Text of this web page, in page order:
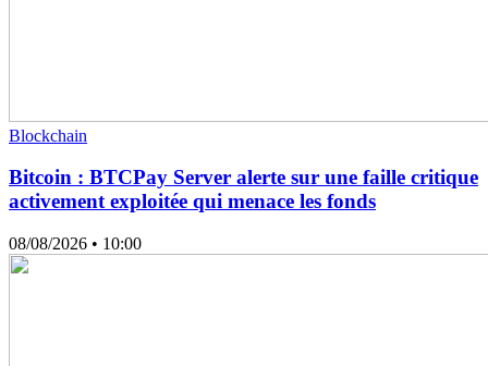
Blockchain
Bitcoin : BTCPay Server alerte sur une faille critique
activement exploitée qui menace les fonds
08/08/2026 • 10:00